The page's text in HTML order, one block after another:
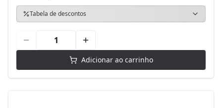
Tabela de descontos
Adicionar ao carrinho